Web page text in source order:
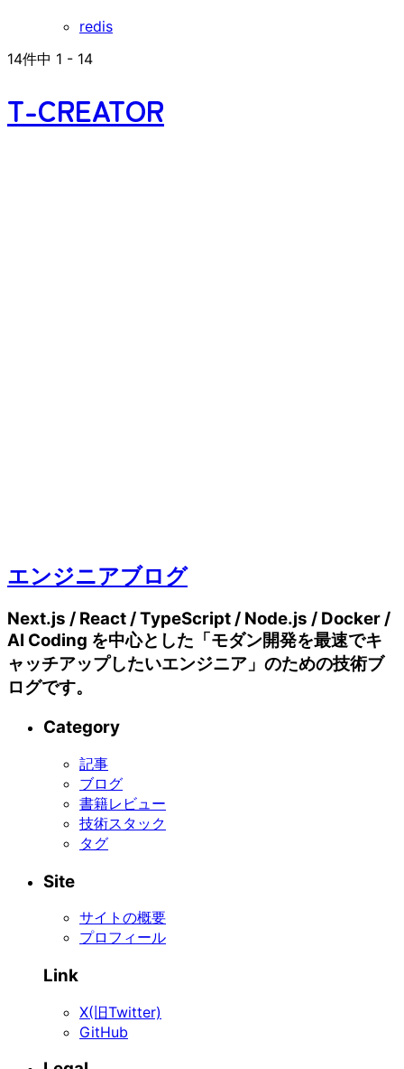
redis
14件中 1 - 14
T-CREATOR
エンジニアブログ
Next.js / React / TypeScript / Node.js / Docker /
AI Coding を中心とした「モダン開発を最速でキ
ャッチアップしたいエンジニア」のための技術ブ
ログです。
Category
記事
ブログ
書籍レビュー
技術スタック
タグ
Site
サイトの概要
プロフィール
Link
X(旧Twitter)
GitHub